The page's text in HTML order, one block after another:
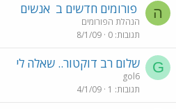
ה פורומים חדשים ב אנשים
הנהלת הפורומים
תגובות 0
8/1/09
G שלום רב דוקטור.. שאלה לי
gol6
תגובות 1
4/1/09